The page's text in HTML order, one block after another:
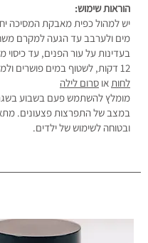
הוראות שימוש:
יש למהול כפית מאבקת המסיכה
מים ולערבב עד הגעה למקרם
12 דקות, לשטוף במים פושרים ולמרוח
לחות או סרום לילה
מומלץ להשתמש פעם בשבוע
במצב של התפרצות פצעונים.
ובטוחה לשימוש של ילדים.